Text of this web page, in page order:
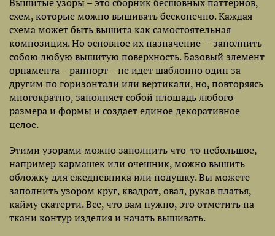
схем, которые можно вышивать бесконечно. Каждая
схема может быть вышита как самостоятельная
композиция. Но основное их назначение — заполнить
собою любую вышитую поверхность. Базовый элемент
орнамента – раппорт – не идет шаблонно один за
другим по горизонтали или вертикали, но, повторяясь
многократно, заполняет собой площадь любого
размера и формы и создает единое декоративное
целое.
Этими узорами можно заполнить что-то небольшое,
например кармашек или очешник, можно вышить
обложку для ежедневника или подушку. Вы можете
заполнить узором круг, квадрат, овал, рукав платья,
кайму скатерти. Все, что вам нужно, это отметить на
ткани контур изделия и начать вышивать.